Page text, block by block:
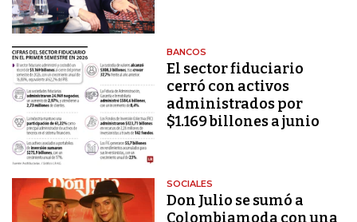
BANCOS
El sector fiduciario
cerró con activos
administrados por
$1.169 billones a junio
SOCIALES
Don Julio se sumó a
Colombiamoda con una